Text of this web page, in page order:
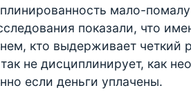
мало-
показали, что
кто выдерживает
не дисциплинирует, как
если деньги уплачены.